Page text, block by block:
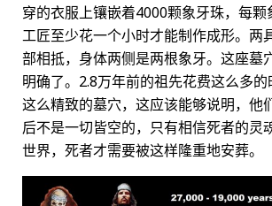
穿的衣服上镶嵌着4000颗象牙珠，每
工匠至少花一个小时才能制作成形。两
部相抵，身体两侧是两根象牙。这座墓
明确了。2.8万年前的祖先花费这么多
这么精致的墓穴，这应该能够说明，他
后不是一切皆空的，只有相信死者的灵
世界，死者才需要被这样隆重地安葬。